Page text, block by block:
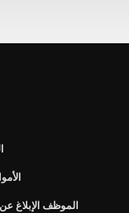
الموظف الإبلاغ